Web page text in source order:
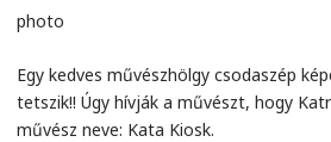
Egy kedves művészhölgy csodaszép
tetszik!! Úgy hívják a művészt, hogy
művész neve: Kata Kiosk.